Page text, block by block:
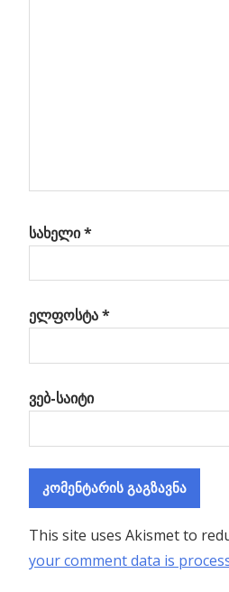
სახელი*
ელფოსტა*
ვებ-საიტი
This site uses Akismet to
your comment data is